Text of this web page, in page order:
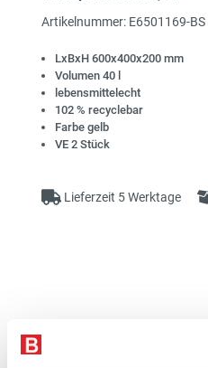
Artikelnummer: E6501169-BS
LxBxH 600x400x200 mm
Volumen 40 l
lebensmittelecht
102 % recyclebar
Farbe gelb
VE 2 Stück
Lieferzeit 5 Werktage